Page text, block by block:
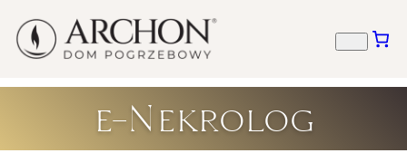
e-Nekrolog